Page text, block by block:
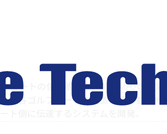
カートの位置情報を、920 MHzの特定
、各ゴルフカートの位置情報を基に他